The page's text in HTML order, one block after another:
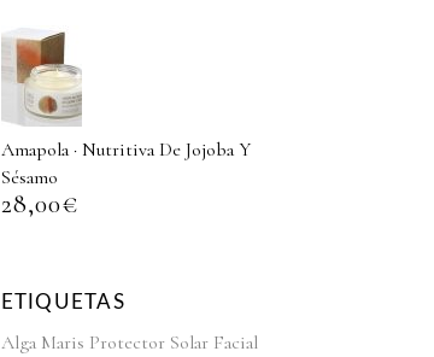
Amapola · Nutritiva De Jojoba Y
Sésamo
28,00€
ETIQUETAS
Alga Maris Protector Solar Facial